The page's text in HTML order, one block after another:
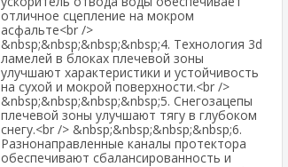
отличное сцепление на мокром
асфальте<br />
&nbsp;&nbsp;&nbsp;&nbsp;4. Технология 3d
ламелей в блоках плечевой зоны
улучшают характеристики и устойчивость
на сухой и мокрой поверхности.<br />
&nbsp;&nbsp;&nbsp;&nbsp;5. Снегозацепы
плечевой зоны улучшают тягу в глубоком
снегу.<br /> &nbsp;&nbsp;&nbsp;&nbsp;6.
Разнонаправленные каналы протектора
обеспечивают сбалансированность и